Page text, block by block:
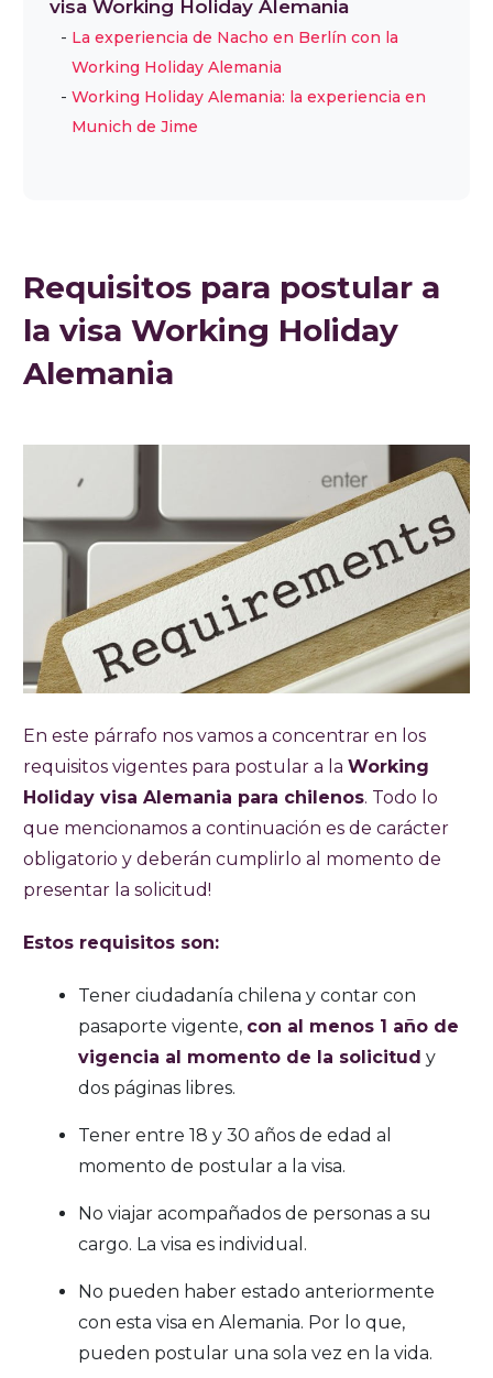
visa Working Holiday Alemania
La experiencia de Nacho en Berlín con la
Working Holiday Alemania
Working Holiday Alemania: la experiencia en
Munich de Jime
Requisitos para postular a
la visa Working Holiday
Alemania
En este párrafo nos vamos a concentrar en los
requisitos vigentes para postular a la Working
Holiday visa Alemania para chilenos. Todo lo
que mencionamos a continuación es de carácter
obligatorio y deberán cumplirlo al momento de
presentar la solicitud!
Estos requisitos son:
Tener ciudadanía chilena y contar con
pasaporte vigente, con al menos 1 año de
vigencia al momento de la solicitud y
dos páginas libres.
Tener entre 18 y 30 años de edad al
momento de postular a la visa.
No viajar acompañados de personas a su
cargo. La visa es individual.
No pueden haber estado anteriormente
con esta visa en Alemania. Por lo que,
pueden postular una sola vez en la vida.